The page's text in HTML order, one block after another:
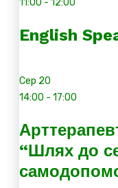
11:00 -12:00
English
Сер 20
14:00 -17:00
“Шлях до